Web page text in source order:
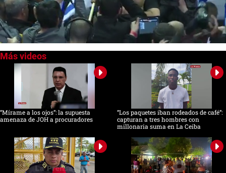
of
minute,
“Mírame a los ojos”: la supuesta
amenaza de JOH a procuradores
“Los paquetes iban rodeados de café”:
capturan a tres hombres con
millonaria suma en La Ceiba